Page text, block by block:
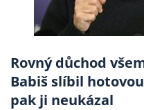
Rovný důchod
Babiš slíbil
pak ji neukázal